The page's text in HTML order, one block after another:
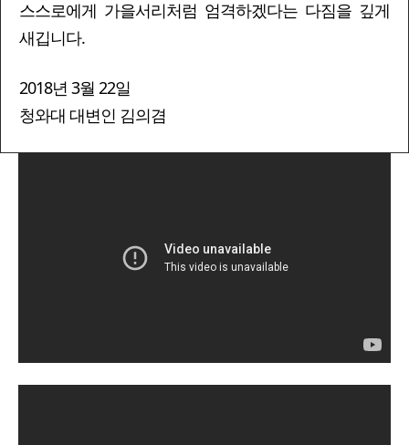
스스로에게 가을서리처럼 엄격하겠다는 다짐을 깊게
새깁니다.
2018년 3월 22일
청와대 대변인 김의겸